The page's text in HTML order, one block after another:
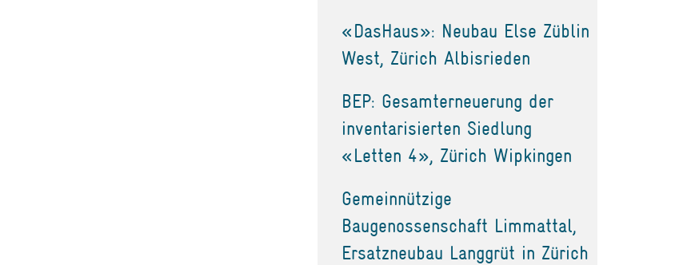
«DasHaus»: Neubau Else Züblin
West, Zürich Albisrieden
BEP: Gesamterneuerung der
inventarisierten Siedlung
«Letten 4», Zürich Wipkingen
Gemeinnützige
Baugenossenschaft Limmattal,
Ersatzneubau Langgrüt in Zürich